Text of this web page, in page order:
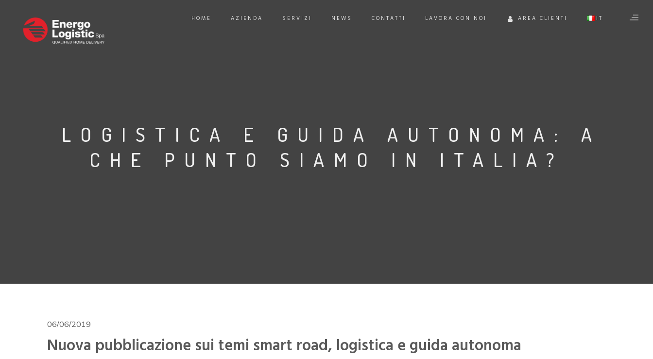
HOME AZIENDA SERVIZI NEWS CONTATTI LAVORA CON NOI AREA CLIENTI IT
LOGISTICA E GUIDA AUTONOMA: A
CHE PUNTO SIAMO IN ITALIA?
06/06/2019
Nuova pubblicazione sui temi smart road, logistica e guida autonoma